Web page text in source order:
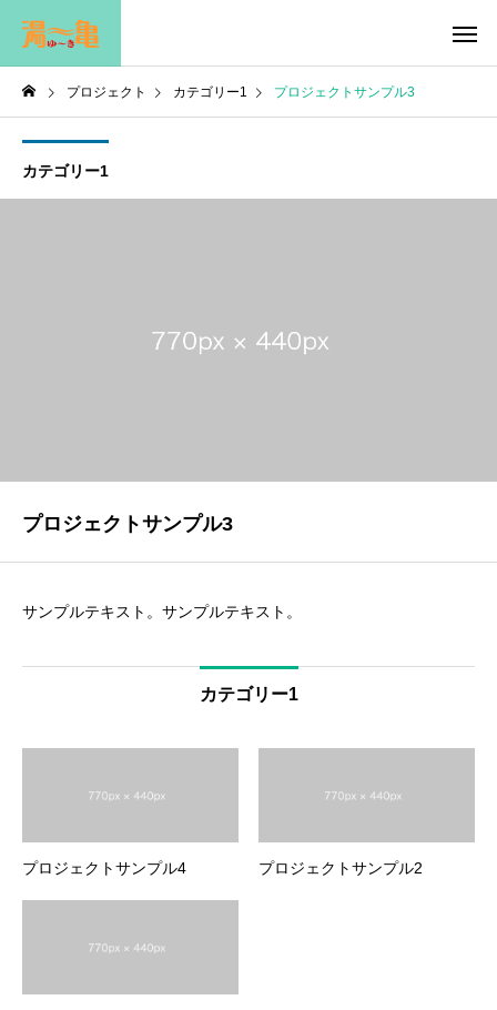
プロジェクト カテゴリー1 プロジェクトサンプル3
カテゴリー1
プロジェクトサンプル3
サンプルテキスト。サンプルテキスト。
カテゴリー1
プロジェクトサンプル4 プロジェクトサンプル2